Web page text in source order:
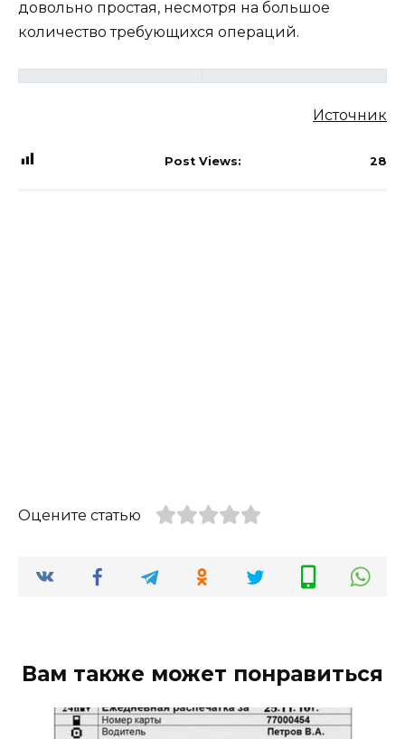
довольно простая, несмотря на большое
количество требующихся операций.
Источник
Post Views: 28
Оцените статью
Вам также может понравиться